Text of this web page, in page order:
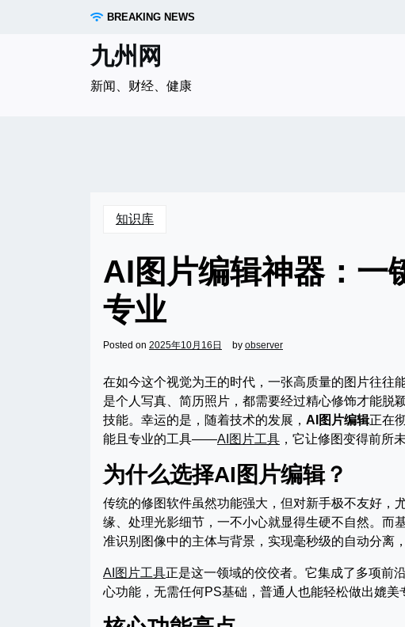
BREAKING NEWS
九州网
新闻、财经、健康
知识库
AI图片编辑神器：一
专业
Posted on 2025年10月16日 by observer
在如今这个视觉为王的时代，一张高质量的图片往往
是个人写真、简历照片，都需要经过精心修饰才能脱
技能。幸运的是，随着技术的发展， AI图片编辑正在
能且专业的工具——AI图片工具 ，它让修图变得前所
为什么选择AI图片编辑？
传统的修图软件虽然功能强大，但对新手极不友好，
缘、处理光影细节，一不小心就显得生硬不自然。而
准识别图像中的主体与背景，实现毫秒级的自动分离
AI图片工具正是这一领域的佼佼者。它集成了多项前
心功能，无需任何PS基础，普通人也能轻松做出媲美